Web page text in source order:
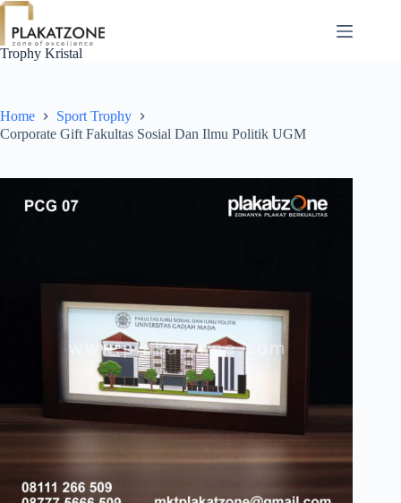
Skip
content
Trophy Kristal
Home
Sport Trophy
Corporate Gift Fakultas Sosial Dan Ilmu Politik UGM